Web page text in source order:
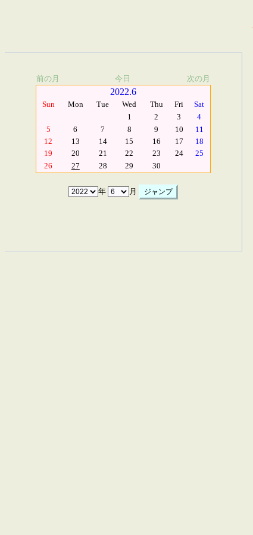
前の月 今日 次の月
2022.6
Sun Mon Tue Wed Thu Fri
Sat
1
2 3
4
5
6 7 8 9 10
11
12
13 14 15 16 17
18
19
20 21 22 23 24
25
26
27 28 29 30
年 月